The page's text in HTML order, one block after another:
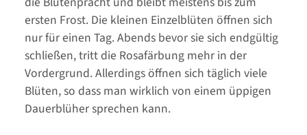
ersten Frost. Die kleinen Einzelblüten öffnen sich
nur für einen Tag. Abends bevor sie sich endgültig
schließen, tritt die Rosafärbung mehr in der
Vordergrund. Allerdings öffnen sich täglich viele
Blüten, so dass man wirklich von einem üppigen
Dauerblüher sprechen kann.